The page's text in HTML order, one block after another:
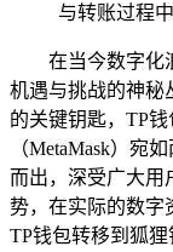
与转账过程
在当今数字化
机遇与挑战的神秘
的关键钥匙，TP钱
（MetaMask）宛
而出，深受广大用
势，在实际的数字
TP钱包转移到狐